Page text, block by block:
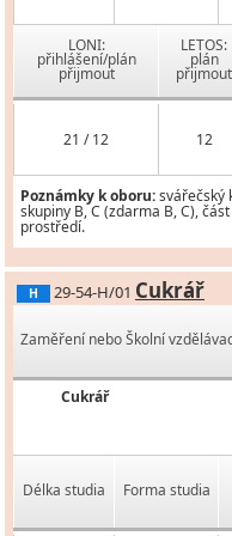
LONI:
přihlášení/plán
přijmout
LETOS:
plán
přijmout
21 / 12 12
Poznámky k oboru:svářečský
skupiny B, C (zdarma B, C),
prostředí.
H 29-54-H/01 Cukrář
Zaměření nebo Školní
Cukrář
Délka studia Forma studia